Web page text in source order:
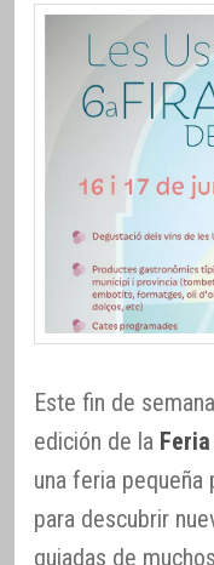
Este fin de
edición de la
una feria pequeña
para descubrir
guiadas de